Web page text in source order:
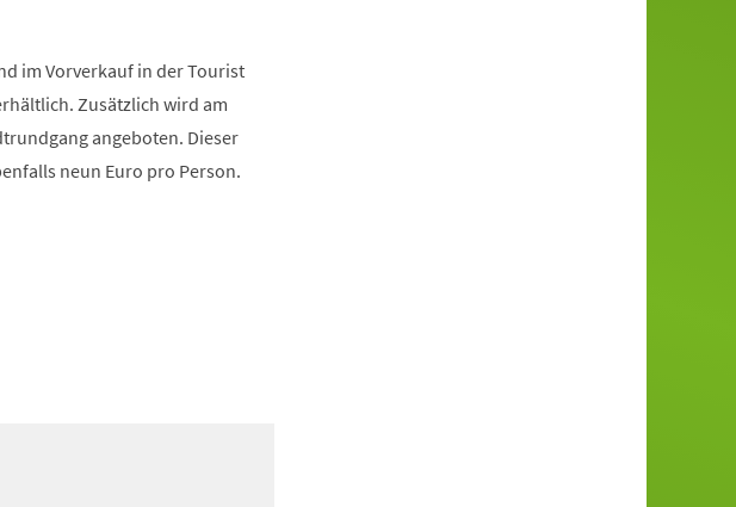
im Vorverkauf in der Tourist
Zusätzlich wird am
angeboten. Dieser
neun Euro pro Person.